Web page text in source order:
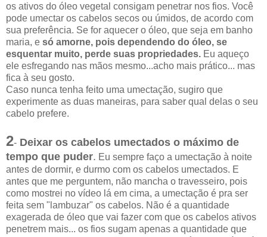
os ativos do óleo vegetal consigam penetrar nos fios. Você
pode umectar os cabelos secos ou úmidos, de acordo com
sua preferência. Se for aquecer o óleo, que seja em banho
maria, e só amorne, pois dependendo do óleo, se
esquentar muito, perde suas propriedades. Eu aqueço
ele esfregando nas mãos mesmo...acho mais prático... mas
fica à seu gosto.
Caso nunca tenha feito uma umectação, sugiro que
experimente as duas maneiras, para saber qual delas o seu
cabelo prefere.
2- Deixar os cabelos umectados o máximo de
tempo que puder. Eu sempre faço a umectação à noite
antes de dormir, e durmo com os cabelos umectados. E
antes que me perguntem, não mancha o travesseiro, pois
como mostrei no vídeo lá em cima, a umectação é pra ser
feita sem "lambuzar" os cabelos. Não é a quantidade
exagerada de óleo que vai fazer com que os cabelos ativos
penetrem mais... os fios sugam apenas a quantidade que